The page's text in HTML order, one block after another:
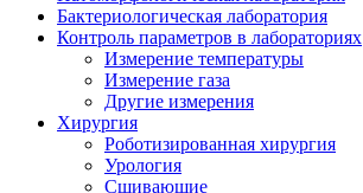
Бактериологическая лаборатория
Контроль параметров в лабораториях
Измерение температуры
Измерение газа
Другие измерения
Хирургия
Роботизированная хирургия
Урология
Сшивающие